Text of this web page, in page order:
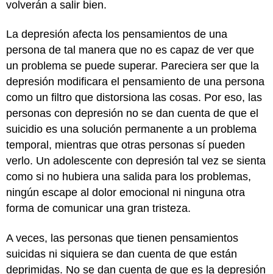
volverán a salir bien.
La depresión afecta los pensamientos de una
persona de tal manera que no es capaz de ver que
un problema se puede superar. Pareciera ser que la
depresión modificara el pensamiento de una persona
como un filtro que distorsiona las cosas. Por eso, las
personas con depresión no se dan cuenta de que el
suicidio es una solución permanente a un problema
temporal, mientras que otras personas sí pueden
verlo. Un adolescente con depresión tal vez se sienta
como si no hubiera una salida para los problemas,
ningún escape al dolor emocional ni ninguna otra
forma de comunicar una gran tristeza.
A veces, las personas que tienen pensamientos
suicidas ni siquiera se dan cuenta de que están
deprimidas. No se dan cuenta de que es la depresión